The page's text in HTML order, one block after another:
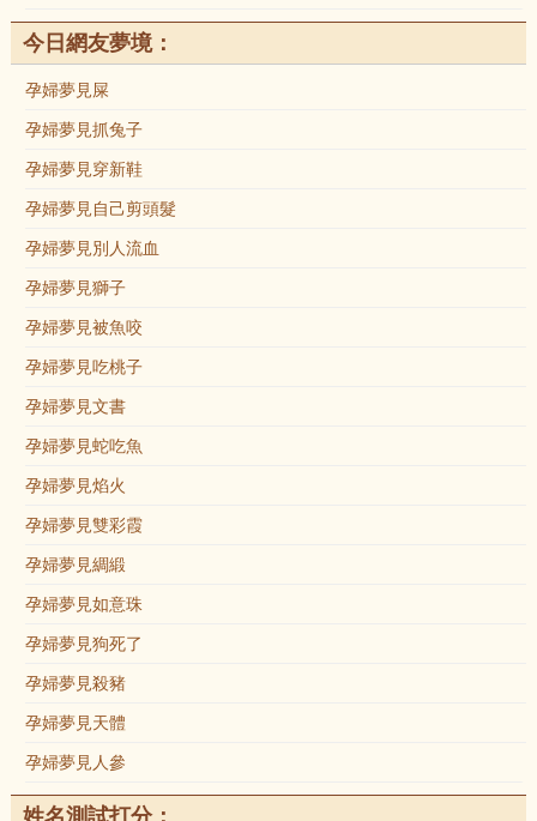
今日網友夢境：
孕婦夢見屎
孕婦夢見抓兔子
孕婦夢見穿新鞋
孕婦夢見自己剪頭髮
孕婦夢見別人流血
孕婦夢見獅子
孕婦夢見被魚咬
孕婦夢見吃桃子
孕婦夢見文書
孕婦夢見蛇吃魚
孕婦夢見焰火
孕婦夢見雙彩霞
孕婦夢見綢緞
孕婦夢見如意珠
孕婦夢見狗死了
孕婦夢見殺豬
孕婦夢見天體
孕婦夢見人參
姓名測試打分：